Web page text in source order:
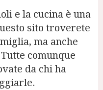
e la cucina è una
sito troverete
ma anche
comunque
da chi ha